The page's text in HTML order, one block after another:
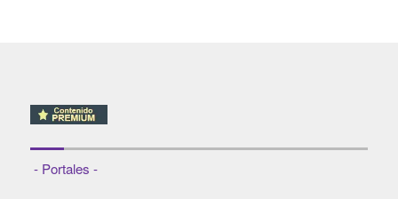
- Portales -